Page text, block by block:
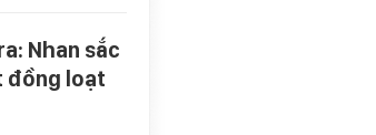
Nhan sắc
đồng loạt